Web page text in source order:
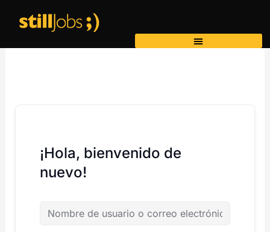
¡Hola, bienvenido de
nuevo!